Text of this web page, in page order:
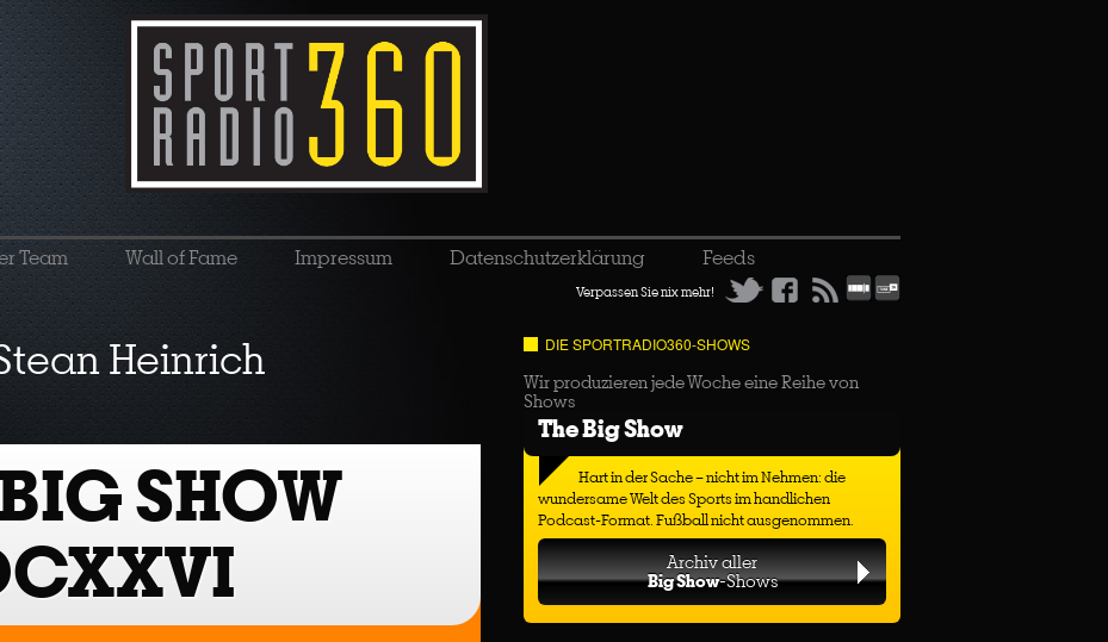
Team Wall of Fame Impressum Datenschutzerklärung Feeds
Verpassen Sie nix mehr!
Heinrich
SHOW
DIE SPORTRADIO360-SHOWS
Wir produzieren jede Woche eine Reihe von
Shows
The Big Show
Hart in der Sache – nicht im Nehmen: die
wundersame Welt des Sports im handlichen
Podcast-Format. Fußball nicht ausgenommen.
Archiv aller
Big Show-Shows